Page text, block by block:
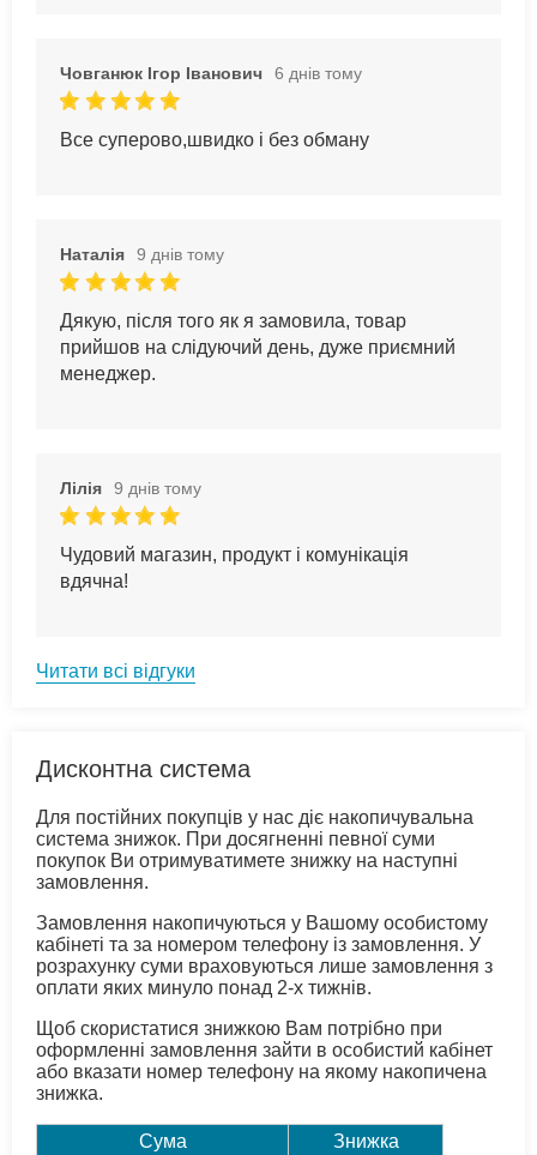
Човганюк Ігор Іванович 6 днів тому
Все суперово,швидко і без обману
Наталія 9 днів тому
Дякую, після того як я замовила, товар
прийшов на слідуючий день, дуже приємний
менеджер.
Лілія 9 днів тому
Чудовий магазин, продукт і комунікація
вдячна!
Читати всі відгуки
Дисконтна система
Для постійних покупців у нас діє накопичувальна
система знижок. При досягненні певної суми
покупок Ви отримуватимете знижку на наступні
замовлення.
Замовлення накопичуються у Вашому особистому
кабінеті та за номером телефону із замовлення. У
розрахунку суми враховуються лише замовлення з
оплати яких минуло понад 2-х тижнів.
Щоб скористатися знижкою Вам потрібно при
оформленні замовлення зайти в особистий кабінет
або вказати номер телефону на якому накопичена
знижка.
Сума
Знижка